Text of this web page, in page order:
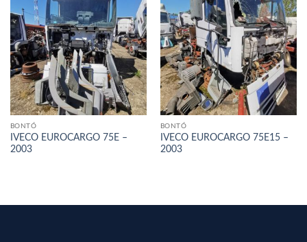
BONTÓ
IVECO EUROCARGO 75E –
2003
BONTÓ
IVECO EUROCARGO 75E15 –
2003